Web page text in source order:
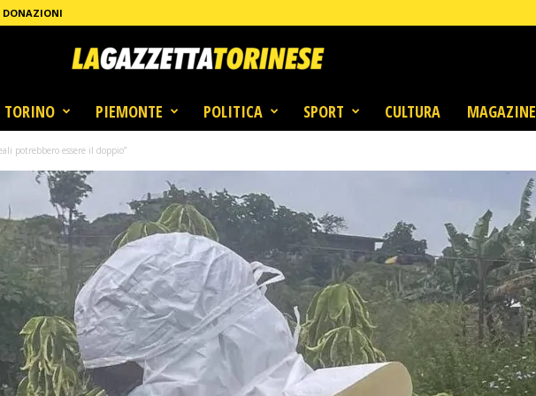
DONAZIONI
TORINO PIEMONTE POLITICA SPORT CULTURA MAGAZINE
potrebbero essere il doppio”